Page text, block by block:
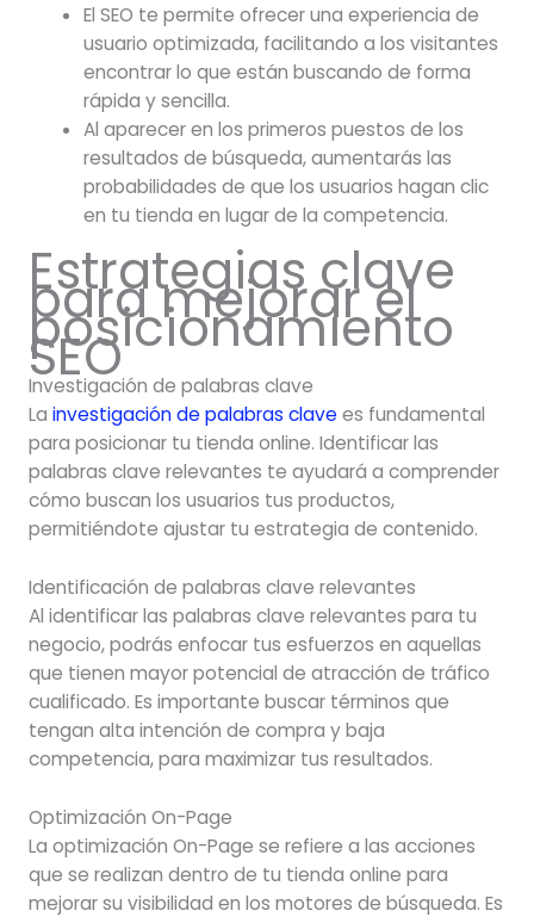
El SEO te permite ofrecer una experiencia de
usuario optimizada, facilitando a los visitantes
encontrar lo que están buscando de forma
rápida y sencilla.
Al aparecer en los primeros puestos de los
resultados de búsqueda, aumentarás las
probabilidades de que los usuarios hagan clic
en tu tienda en lugar de la competencia.
Estrategias clave
para mejorar el
posicionamiento
SEO
Investigación de palabras clave
La investigación de palabras clavees fundamental
para posicionar tu tienda online. Identificar las
palabras clave relevantes te ayudará a comprender
cómo buscan los usuarios tus productos,
permitiéndote ajustar tu estrategia de contenido.
Identificación de palabras clave relevantes
Al identificar las palabras clave relevantes para tu
negocio, podrás enfocar tus esfuerzos en aquellas
que tienen mayor potencial de atracción de tráfico
cualificado. Es importante buscar términos que
tengan alta intención de compra y baja
competencia, para maximizar tus resultados.
Optimización On-Page
La optimización On-Page se refiere a las acciones
que se realizan dentro de tu tienda online para
mejorar su visibilidad en los motores de búsqueda. Es